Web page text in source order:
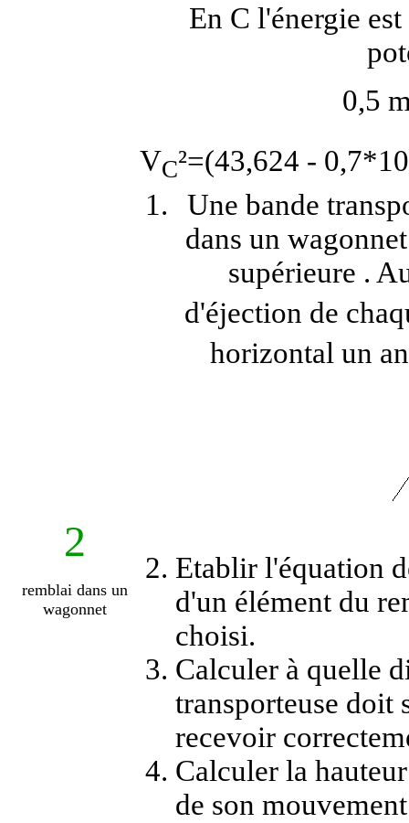
En C l'énergie
0,5
VC²=(43,624 -
2
remblai dans un
wagonnet
Une bande
dans un
supérieure .
d'éjection de
horizontal un
Etablir l'équation
d'un élément du
choisi.
Calculer à quelle
transporteuse doit
recevoir
Calculer la
de son